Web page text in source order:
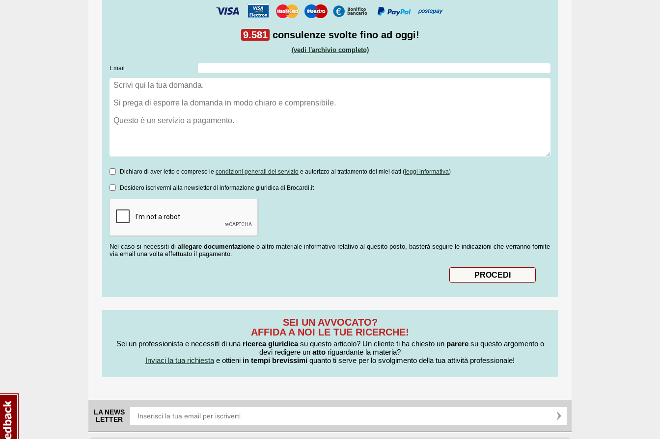
9.581 consulenze svolte fino ad oggi!
(vedi l'archivio completo)
Email
Dichiaro di aver letto e compreso le condizioni generali del servizio e autorizzo al trattamento dei miei dati (leggi informativa)
Desidero iscrivermi alla newsletter di informazione giuridica di Brocardi.it
Nel caso si necessiti di allegare documentazione o altro materiale informativo relativo al quesito posto, basterà seguire le indicazioni che verranno fornite
via email una volta effettuato il pagamento.
SEI UN AVVOCATO?
AFFIDA A NOI LE TUE RICERCHE!
Sei un professionista e necessiti di una ricerca giuridicasu questo articolo? Un cliente ti ha chiesto un pareresu questo argomento o
devi redigere un atto riguardante la materia?
Inviaci la tua richiesta e ottieni in tempi brevissimi quanto ti serve per lo svolgimento della tua attività professionale!
LA NEWS
LETTER